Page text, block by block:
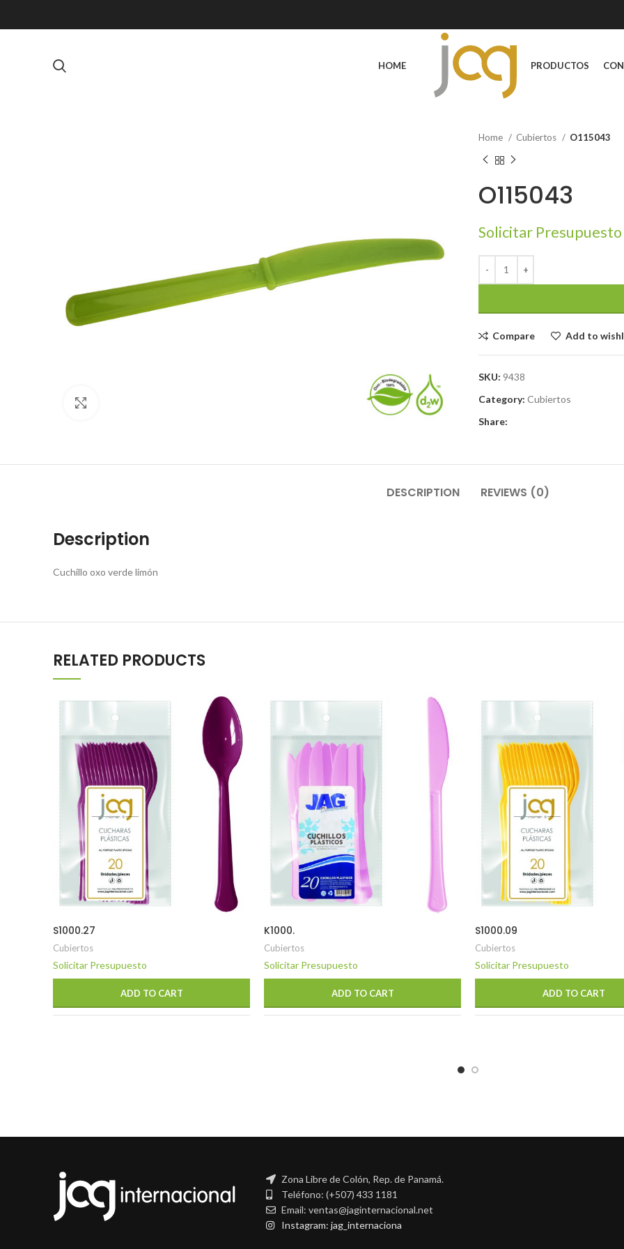
HOME PRODUCTOS
Home Cubiertos O115043
O115043
Solicitar Presupuesto
Compare Add to
SKU: 9438
Category: Cubiertos
Share:
DESCRIPTION REVIEWS (0)
Description
Cuchillo oxo verde limón
RELATED PRODUCTS
S1000.27
Cubiertos
Solicitar Presupuesto
ADD TO CART
K1000.
Cubiertos
Solicitar Presupuesto
ADD TO CART
S1000.09
Cubiertos
Solicitar Presupuesto
ADD TO CART
Zona Libre de Colón, Rep. de Panamá.
Teléfono: (+507) 433 1181
Email: ventas@jaginternacional.net
Instagram: jag_internaciona